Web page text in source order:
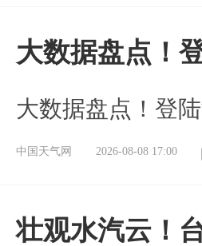
大数据盘点！
大数据盘点！登
中国天气网 2026-08-08 17:00
壮观水汽云！